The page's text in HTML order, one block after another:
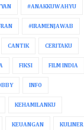
#ANAKKUWAHYU
#IRAMENJAWAB
CANTIK CERITAKU
FIKSI FILM INDIA
INFO
KEHAMILANKU
KEUANGAN KULINER